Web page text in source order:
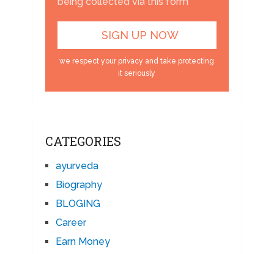
we respect your privacy and take protecting
it seriously
CATEGORIES
ayurveda
Biography
BLOGING
Career
Earn Money